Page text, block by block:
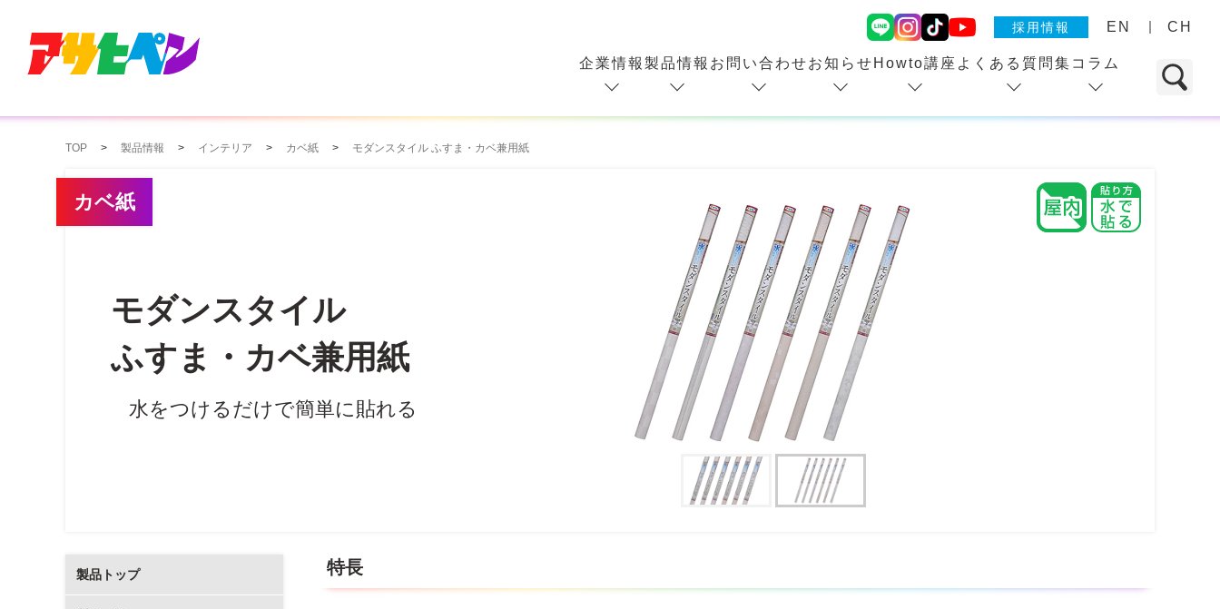
採用情報 EN CH
企業情報 製品情報 お問い合わせお知らせ Howto講座 よくある質問集 コラム
TOP 製品情報 インテリア カベ紙 モダンスタイル ふすま・カベ兼用紙
カベ紙
モダンスタイル
ふすま・カベ兼用紙
水をつけるだけで簡単に貼れる
特長
製品トップ